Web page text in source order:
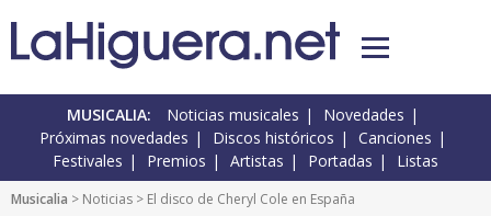
MUSICALIA: Noticias musicales
Novedades
Próximas novedades
Discos históricos
Canciones
Festivales
Premios Artistas Portadas Listas
Musicalia > Noticias > El disco de Cheryl Cole en España